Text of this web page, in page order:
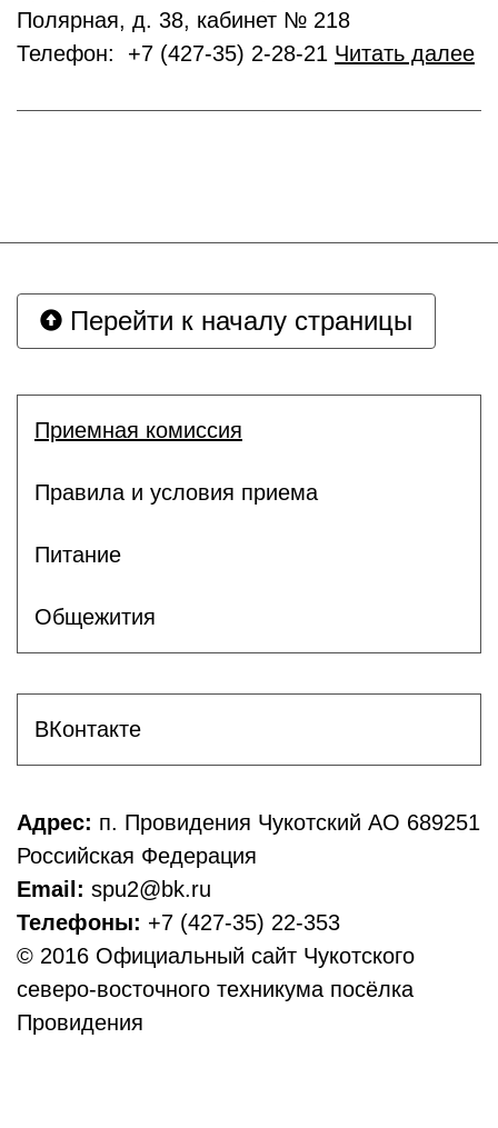
Полярная, д. 38, кабинет № 218
Телефон: +7 (427-35) 2-28-21 Читать далее
Перейти к началу страницы
Приемная комиссия
Правила и условия приема
Питание
Общежития
ВКонтакте
Адрес: п. Провидения Чукотский АО 689251
Российская Федерация
Email: spu2@bk.ru
Телефоны: +7 (427-35) 22-353
© 2016 Официальный сайт Чукотского
северо-восточного техникума посёлка
Провидения